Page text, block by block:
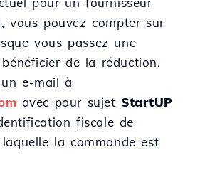
vous pouvez compter sur
vous passez une
de la réduction,
e-mail à
avec pour sujetStartUP
fiscale de
la commande est